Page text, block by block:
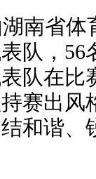
南省体
队， 56
队在比
赛出风
和谐、